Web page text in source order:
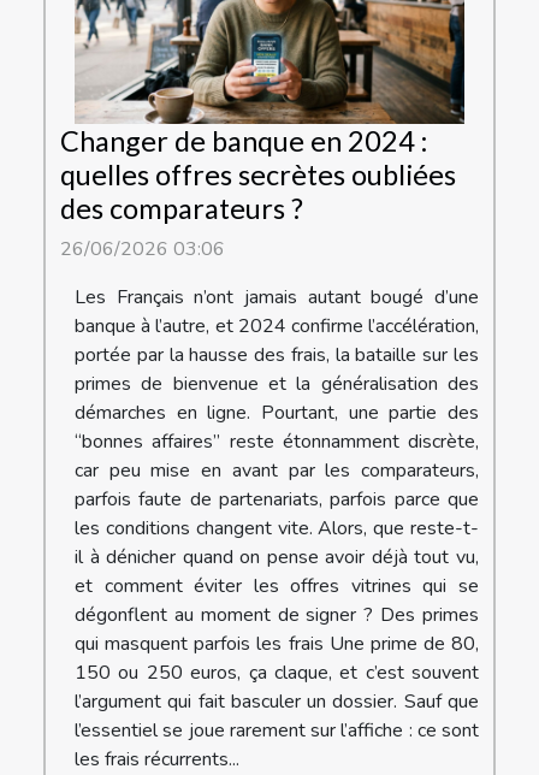
Changer de banque en 2024 :
quelles offres secrètes oubliées
des comparateurs ?
26/06/2026 03:06
Les Français n’ont jamais autant bougé d’une
banque à l’autre, et 2024 confirme l’accélération,
portée par la hausse des frais, la bataille sur les
primes de bienvenue et la généralisation des
démarches en ligne. Pourtant, une partie des
“bonnes affaires” reste étonnamment discrète,
car peu mise en avant par les comparateurs,
parfois faute de partenariats, parfois parce que
les conditions changent vite. Alors, que reste-t-
il à dénicher quand on pense avoir déjà tout vu,
et comment éviter les offres vitrines qui se
dégonflent au moment de signer ? Des primes
qui masquent parfois les frais Une prime de 80,
150 ou 250 euros, ça claque, et c’est souvent
l’argument qui fait basculer un dossier. Sauf que
l’essentiel se joue rarement sur l’affiche : ce sont
les frais récurrents...